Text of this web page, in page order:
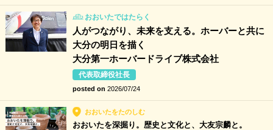
おおいたではたらく
人がつながり、未来を支える。ホーバーと共に
大分の明日を描く
大分第一ホーバードライブ株式会社
代表取締役社長
posted on 2026/07/24
おおいたをたのしむ
おおいたを深掘り。歴史と文化と、大友宗麟と。